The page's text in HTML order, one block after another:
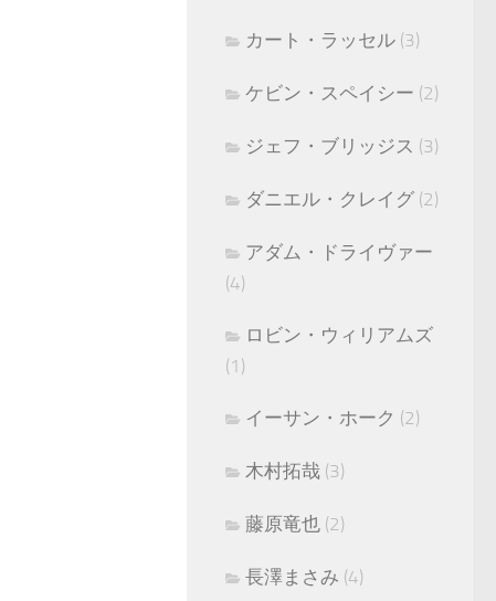
カート・ラッセル (3)
ケビン・スペイシー (2)
ジェフ・ブリッジス (3)
ダニエル・クレイグ (2)
アダム・ドライヴァー
(4)
ロビン・ウィリアムズ
(1)
イーサン・ホーク (2)
木村拓哉 (3)
藤原竜也 (2)
長澤まさみ (4)